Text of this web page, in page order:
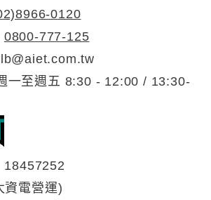
0120
0800-777-125
一至週五 8:30 - 12:00 / 13:30-
18457252
資電營運)